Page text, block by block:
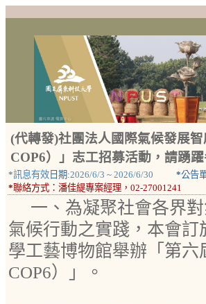
(代轉發)社團法人國際氣候發展
COP6）」志工招募活動，請踴躍
*訊息有效 日期:2026/6/3 ~ 2026/6/30 *公告
*聯絡方式： 潘佳緹專案經理，02-27001241
一、為凝聚社會各界
氣候行動之實踐，本會訂
學工藝博物館舉辦「第
COP6）」。